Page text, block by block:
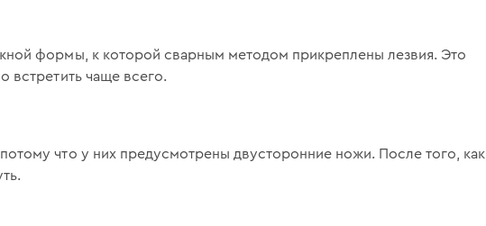
формы, к которой сварным методом прикреплены лезвия. Это
встретить чаще всего.
что у них предусмотрены двусторонние ножи. После того, как